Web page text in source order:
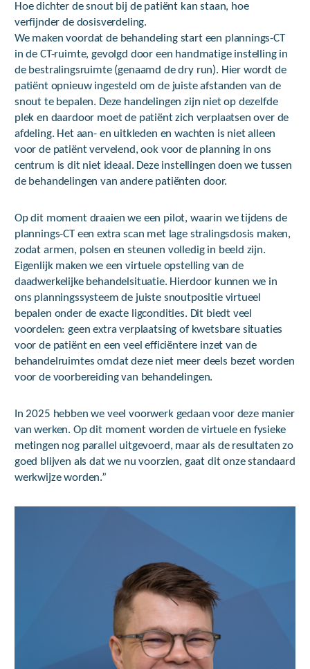
Hoe dichter de snout bij de patiënt kan staan, hoe
verfijnder de dosisverdeling.
We maken voordat de behandeling start een plannings-CT
in de CT-ruimte, gevolgd door een handmatige instelling in
de bestralingsruimte (genaamd de dry run). Hier wordt de
patiënt opnieuw ingesteld om de juiste afstanden van de
snout te bepalen. Deze handelingen zijn niet op dezelfde
plek en daardoor moet de patiënt zich verplaatsen over de
afdeling. Het aan- en uitkleden en wachten is niet alleen
voor de patiënt vervelend, ook voor de planning in ons
centrum is dit niet ideaal. Deze instellingen doen we tussen
de behandelingen van andere patiënten door.
Op dit moment draaien we een pilot, waarin we tijdens de
plannings-CT een extra scan met lage stralingsdosis maken,
zodat armen, polsen en steunen volledig in beeld zijn.
Eigenlijk maken we een virtuele opstelling van de
daadwerkelijke behandelsituatie. Hierdoor kunnen we in
ons planningssysteem de juiste snoutpositie virtueel
bepalen onder de exacte ligcondities. Dit biedt veel
voordelen: geen extra verplaatsing of kwetsbare situaties
voor de patiënt en een veel efficiëntere inzet van de
behandelruimtes omdat deze niet meer deels bezet worden
voor de voorbereiding van behandelingen.
In 2025 hebben we veel voorwerk gedaan voor deze manier
van werken. Op dit moment worden de virtuele en fysieke
metingen nog parallel uitgevoerd, maar als de resultaten zo
goed blijven als dat we nu voorzien, gaat dit onze standaard
werkwijze worden.”